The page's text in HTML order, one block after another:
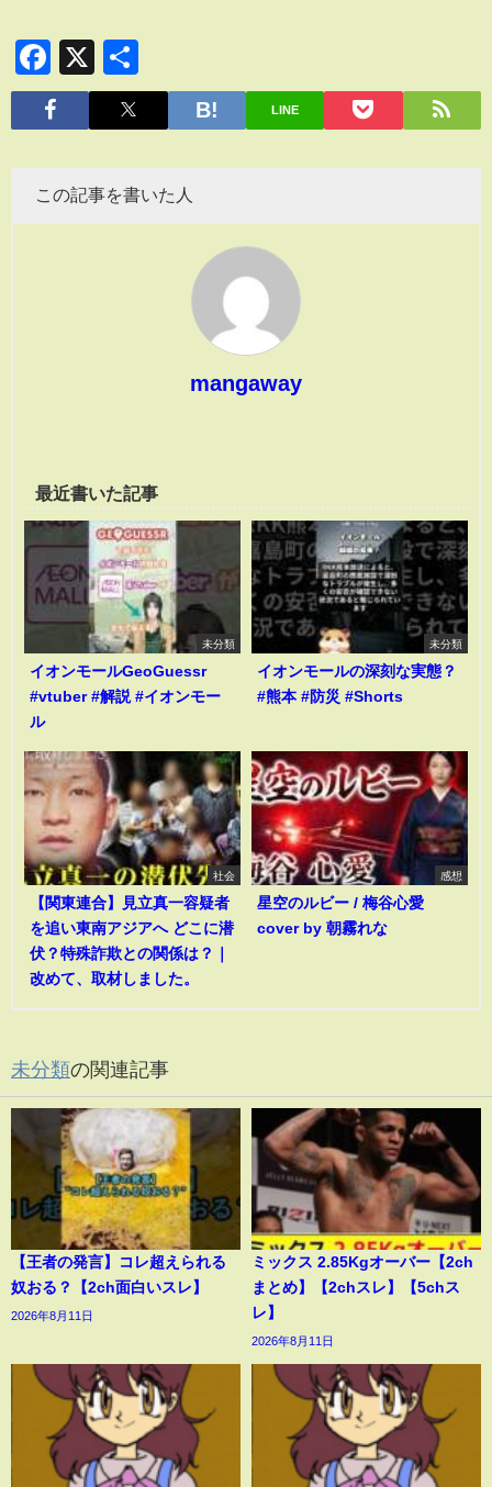
Facebook
X
有
LINE
この記事を書いた人
mangaway
最近書いた記事
未分類
イオンモールGeoGuessr
#vtuber #解説 #イオンモー
ル
未分類
イオンモールの深刻な実態？
#熊本 #防災 #Shorts
社会
【関東連合】見立真一容疑者
を追い東南アジアへ どこに潜
伏？特殊詐欺との関係は？｜
改めて、取材しました。
感想
星空のルビー / 梅谷心愛
cover by 朝霧れな
未分類の関連記事
【王者の発言】コレ超えられる
奴おる？【2ch面白いスレ】
2026年8月11日
ミックス 2.85Kgオーバー【2ch
まとめ】【2chスレ】【5chス
レ】
2026年8月11日